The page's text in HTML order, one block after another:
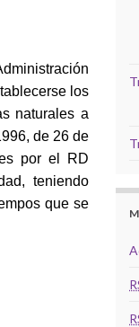
los
naturales a
de 26 de
por el RD
teniendo
que se